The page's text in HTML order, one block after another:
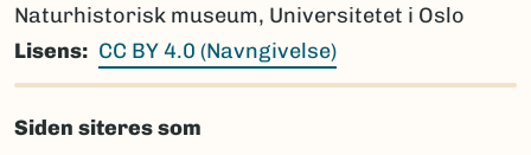
Naturhistorisk museum, Universitetet i Oslo
Lisens
CC BY 4.0 (Navngivelse)
Siden siteres som